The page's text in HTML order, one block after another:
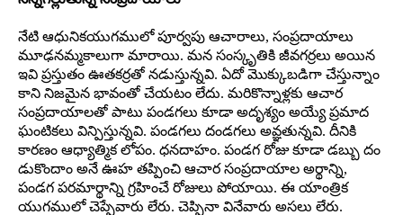
నేటి ఆధునికయుగములో పూర్వపు ఆచారాలు, సంప్రదాయాలు
మూఢనమ్మకాలుగా మారాయి. మన సంస్కృతికి జీవగర్రలు అయిన
ఇవి ప్రస్తుతం ఊతకర్రతో నడుస్తున్నవి. ఏదో మొక్కుబడిగా చేస్తున్నాం
కాని నిజమైన భావంతో చేయటం లేదు. మరికొన్నాళ్లకు ఆచార
సంప్రదాయాలతో పాటు పండగలు కూడా అదృశ్యం అయ్యే ప్రమాద
ఘంటికలు విన్పిస్తున్నవి. పండగలు దండగలు అవ్ఞతున్నవి. దీనికి
కారణం ఆధ్యాత్మిక లోపం. ధనదాహం. పండగ రోజు కూడా డబ్బు దం
డుకొందాం అనే ఊహ తప్పించి ఆచార సంప్రదాయాల అర్థాన్ని,
పండగ పరమార్థాన్ని గ్రహించే రోజులు పోయాయి. ఈ యాంత్రిక
యుగములో చెప్పేవారు లేరు. చెప్పినా వినేవారు అసలు లేరు.